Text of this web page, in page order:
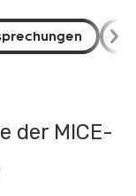
der MICE-